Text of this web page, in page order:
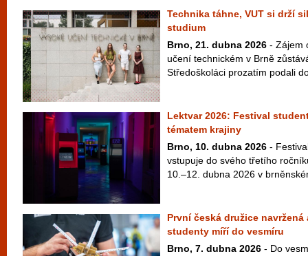
Technika táhne, VUT si drží
studium
Brno, 21. dubna 2026 - Zájem
učení technickém v Brně
Středoškoláci prozatím podali
Lektvar 2026: Festival
tématem krajiny
Brno, 10. dubna 2026 -
vstupuje do svého třetího
10.–12. dubna 2026 v
První česká družice
studenty míří do vesmíru
Brno, 7. dubna 2026 - Do